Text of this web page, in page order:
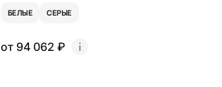
БЕЛЫЕ СЕРЫЕ
от 94 062 ₽